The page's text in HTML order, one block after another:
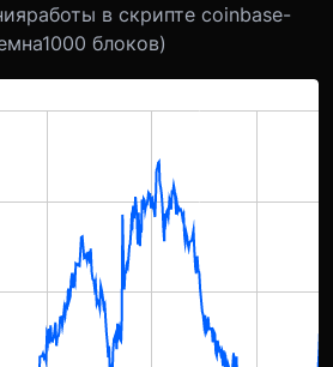
работы в скрипте coinbase-
на1000 блоков)